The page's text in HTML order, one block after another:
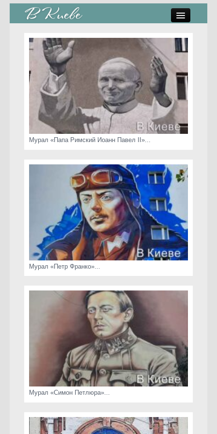
стрит-арт
коты Киева
скамейки
часы Киева
Мурал «Папа Римский Иоанн Павел II»...
Мурал «Петр Франко»...
Мурал «Симон Петлюра»...